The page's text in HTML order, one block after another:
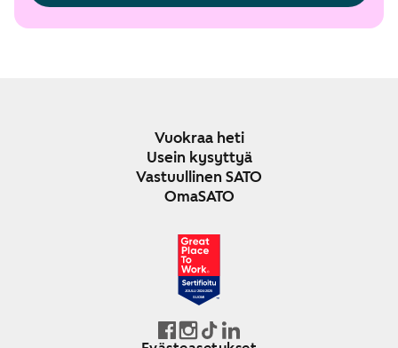
Vuokraa heti
Usein kysyttyä
Vastuullinen SATO
OmaSATO
JOULU 2024-2025
SUOMI